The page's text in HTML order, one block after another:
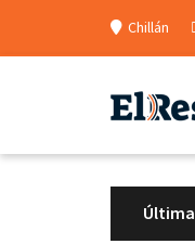
Chillán
de nuevas